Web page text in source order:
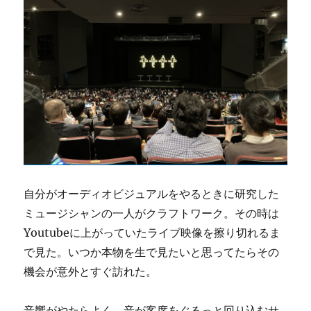
自分がオーディオビジュアルをやるときに研究した
ミュージシャンの一人がクラフトワーク。その時は
Youtubeに上がっていたライブ映像を擦り切れるま
で見た。いつか本物を生で見たいと思ってたらその
機会が意外とすぐ訪れた。